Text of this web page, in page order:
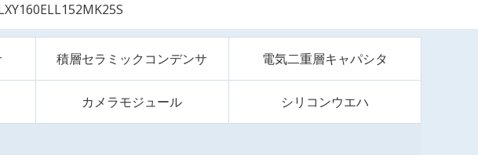
積層セラミックコンデンサ 電気二重層キャパシタ
カメラモジュール シリコンウエハ